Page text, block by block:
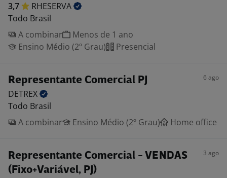
3,7
RHESERVA
Todo Brasil
A combinar
Menos de 1 ano
Ensino Médio (2º Grau)
Presencial
Representante Comercial PJ 6 ago
DETREX
Todo Brasil
A combinar
Ensino Médio (2º Grau) Home office
Representante Comercial - VENDAS
(Fixo+Variável, PJ)
3 ago